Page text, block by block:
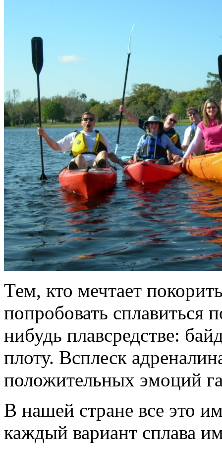
Тем, кто мечтает
попробовать сплавиться
нибудь плавсредстве:
плоту. Всплеск
положительных эмоций
В нашей стране все это
каждый вариант сплава